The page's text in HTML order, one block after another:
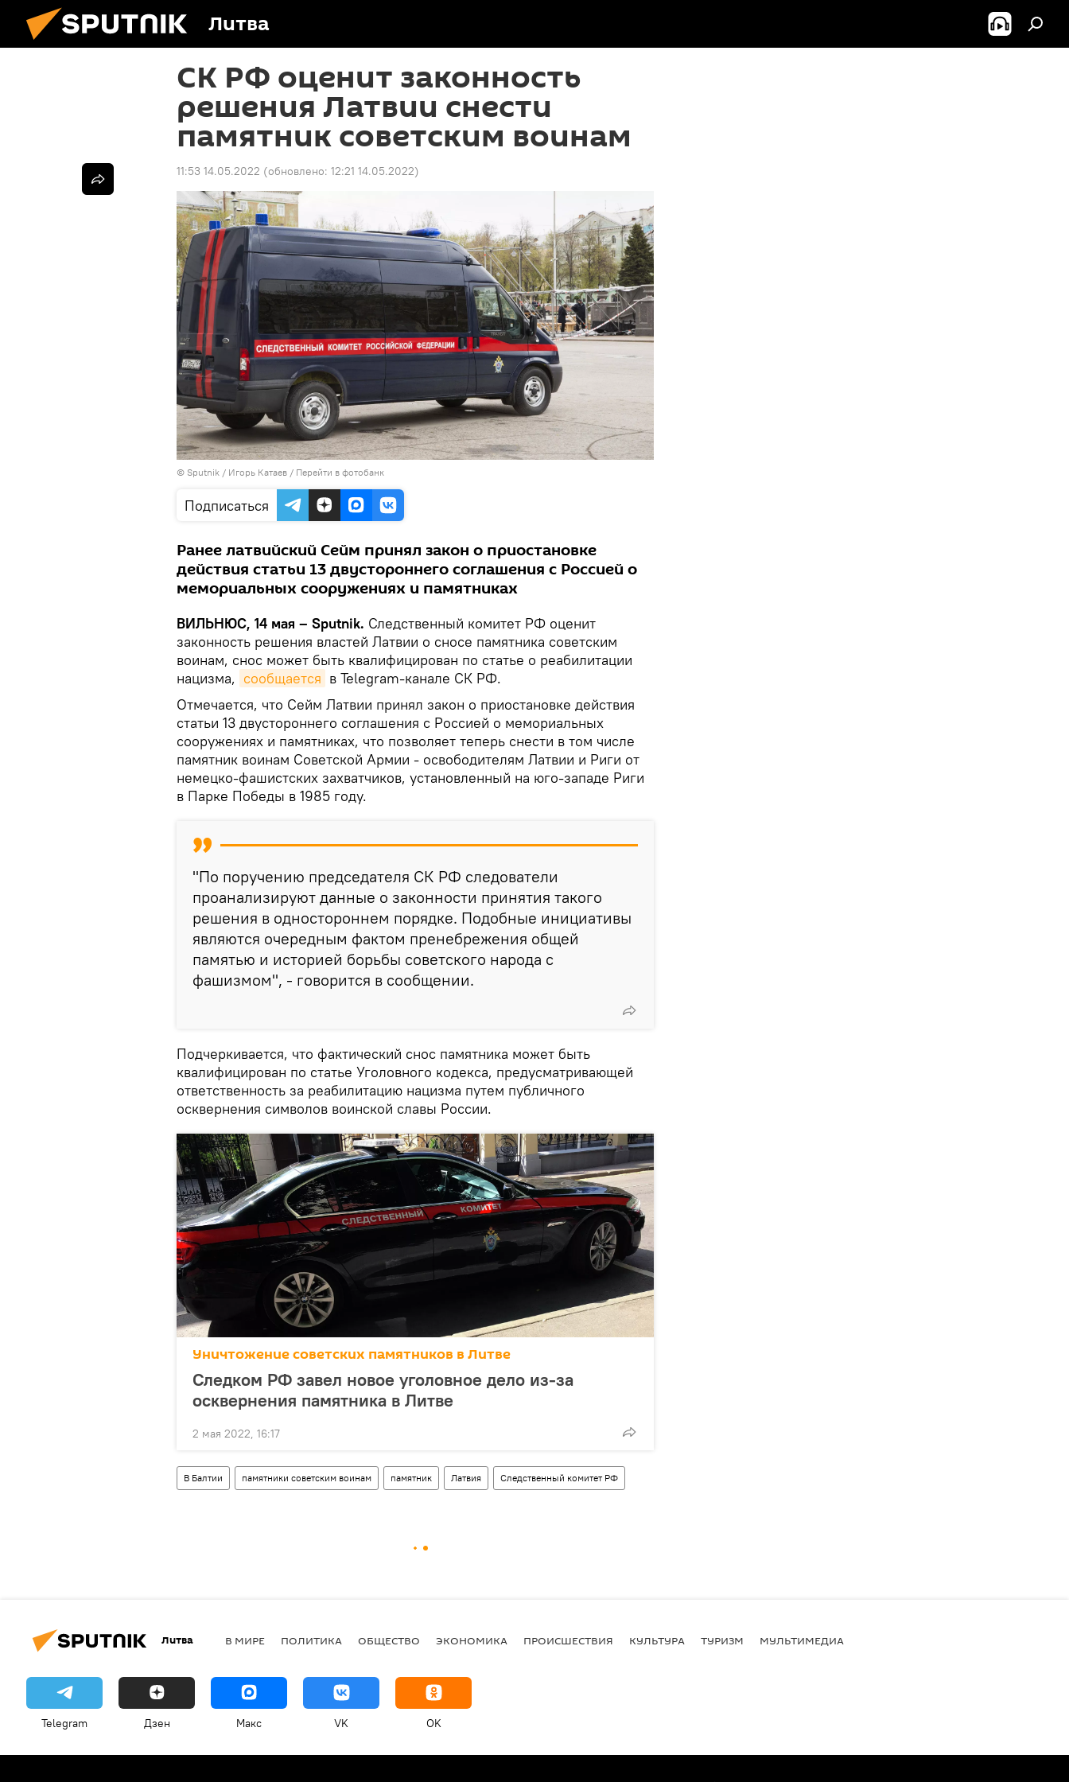
Литва
СК РФ оценит законность
решения Латвии снести
памятник советским воинам
11:53 14.05.2022 (обновлено: 12:21 14.05.2022)
© Sputnik / Игорь Катаев / Перейти в фотобанк
Подписаться
Ранее латвийский Сейм принял закон о приостановке
действия статьи 13 двустороннего соглашения с Россией о
мемориальных сооружениях и памятниках
ВИЛЬНЮС, 14 мая – Sputnik. Следственный комитет РФ оценит
законность решения властей Латвии о сносе памятника советским
воинам, снос может быть квалифицирован по статье о реабилитации
нацизма, сообщается в Telegram-канале СК РФ.
Отмечается, что Сейм Латвии принял закон о приостановке действия
статьи 13 двустороннего соглашения с Россией о мемориальных
сооружениях и памятниках, что позволяет теперь снести в том числе
памятник воинам Советской Армии - освободителям Латвии и Риги от
немецко-фашистских захватчиков, установленный на юго-западе Риги
в Парке Победы в 1985 году.
"По поручению председателя СК РФ следователи
проанализируют данные о законности принятия такого
решения в одностороннем порядке. Подобные инициативы
являются очередным фактом пренебрежения общей
памятью и историей борьбы советского народа с
фашизмом", - говорится в сообщении.
Подчеркивается, что фактический снос памятника может быть
квалифицирован по статье Уголовного кодекса, предусматривающей
ответственность за реабилитацию нацизма путем публичного
осквернения символов воинской славы России.
Уничтожение советских памятников в Литве
Следком РФ завел новое уголовное дело из-за
осквернения памятника в Литве
2 мая 2022, 16:17
В Балтии памятники советским воинам памятник Латвия Следственный комитет РФ
Литва В МИРЕ ПОЛИТИКА ОБЩЕСТВО ЭКОНОМИКА ПРОИСШЕСТВИЯ КУЛЬТУРА ТУРИЗМ МУЛЬТИМЕДИА
Telegram Дзен Макс VK OK